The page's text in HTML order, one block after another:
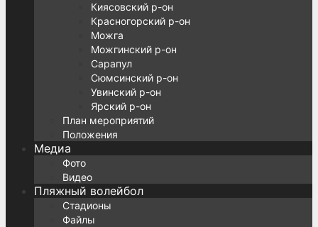
Киясовский р-он
Красногорский р-он
Можга
Можгинский р-он
Сарапул
Сюмсинский р-он
Увинский р-он
Ярский р-он
План мероприятий
Положения
Медиа
Фото
Видео
Пляжный волейбол
Стадионы
Файлы